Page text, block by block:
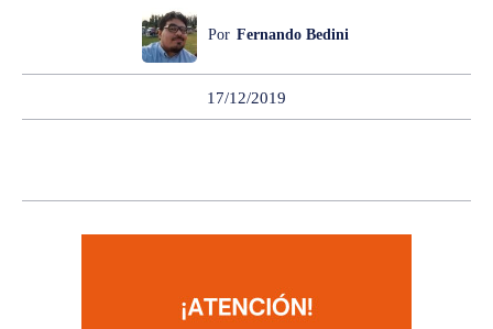
Por Fernando Bedini
17/12/2019